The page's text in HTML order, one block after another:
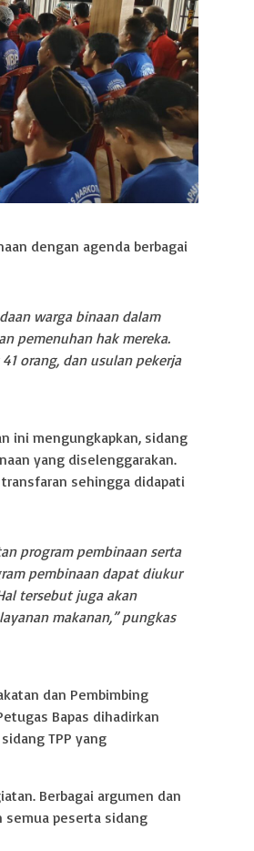
dengan agenda berbagai
warga binaan dalam
pemenuhan hak mereka.
orang, dan usulan pekerja
ini mengungkapkan, sidang
yang diselenggarakan.
sehingga didapati
program pembinaan serta
pembinaan dapat diukur
tersebut juga akan
makanan,” pungkas
dan Pembimbing
Bapas dihadirkan
TPP yang
Berbagai argumen dan
semua peserta sidang